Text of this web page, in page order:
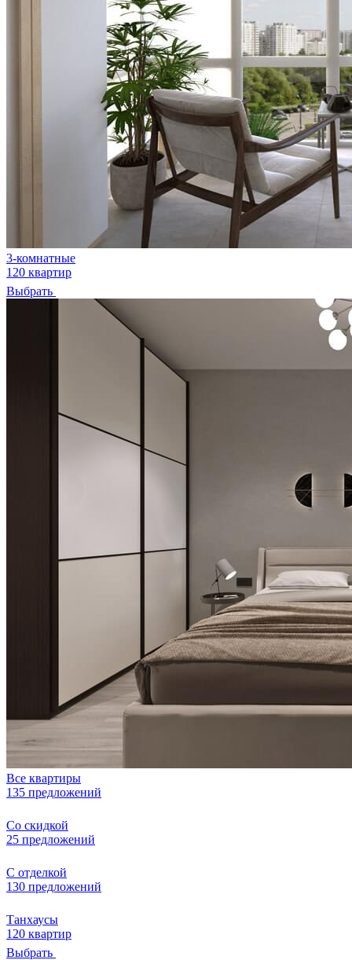
3-комнатные
120 квартир
Выбрать
Все квартиры
135 предложений
Со скидкой
25 предложений
С отделкой
130 предложений
Танхаусы
120 квартир
Выбрать